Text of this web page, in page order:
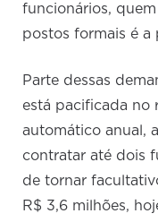
funcionários,
postos formais é a
Parte dessas
está pacificada no
automático anual,
contratar até dois
de tornar
R$ 3,6 milhões,